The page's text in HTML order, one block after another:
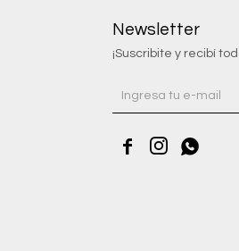
Newsletter
¡Suscribite y recibí
  